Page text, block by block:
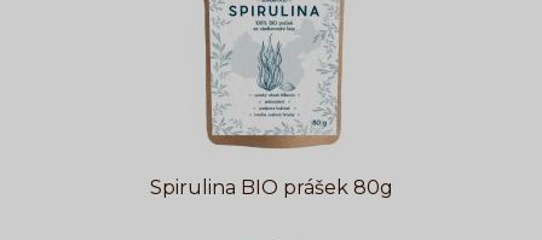
Spirulina BIO prášek 80g